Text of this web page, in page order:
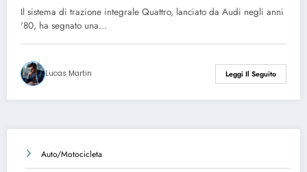
Il sistema di trazione integrale Quattro, lanciato da Audi negli anni
'80, ha segnato una…
Lucas Martin Leggi Il Seguito
Auto/Motocicleta